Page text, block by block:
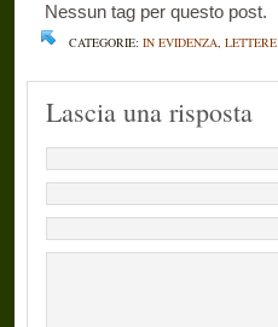
Nessun tag per questo post.
CATEGORIE: IN EVIDENZA LETTERE
Lascia una risposta